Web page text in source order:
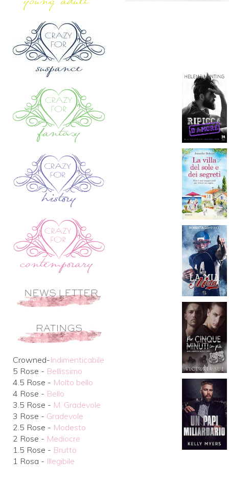
Crowned-Indimenticabile
5 Rose - Bellissimo
4.5 Rose - Molto bello
4 Rose - Bello
3.5 Rose - M. Gradevole
3 Rose - Gradevole
2.5 Rose - Modesto
2 Rose - Mediocre
1.5 Rose - Brutto
1 Rosa - Illegibile